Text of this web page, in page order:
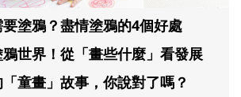
塗鴉？盡情塗鴉的4個好處
世界！從「畫些什麼」看發展
童畫」故事，你說對了嗎？